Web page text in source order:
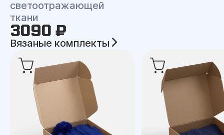
светоотражающей
ткани
3090 ₽
Вязаные комплекты